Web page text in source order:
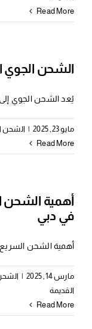
Read More
الشحن الجوي
يُعد الشحن الجوي
مايو 23, 2025 | الشحن
Read More
أهمية الشحن
في دبي
أهمية الشحن السريع
مارس 14, 2025 |
القديمة
Read More